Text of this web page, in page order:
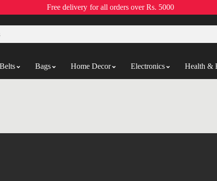
Free delivery for all orders over Rs. 5000
Bags Home Decor Electronics Health &